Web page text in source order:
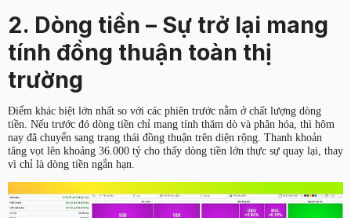
2. Dòng tiền – Sự trở lại mang
tính đồng thuận toàn thị
trường
Điểm khác biệt lớn nhất so với các phiên trước nằm ở chất lượng dòng
tiền. Nếu trước đó dòng tiền chỉ mang tính thăm dò và phân hóa, thì hôm
nay đã chuyển sang trạng thái đồng thuận trên diện rộng. Thanh khoản
tăng vọt lên khoảng 36.000 tỷ cho thấy dòng tiền lớn thực sự quay lại, thay
vì chỉ là dòng tiền ngắn hạn.